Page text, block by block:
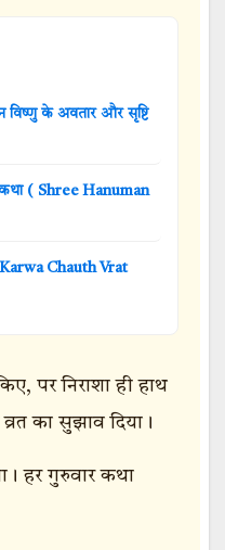
विष्णु के अवतार और सृष्टि
कथा ( Shree Hanuman
Chauth Vrat
पर निराशा ही हाथ
का सुझाव दिया।
हर गुरुवार कथा